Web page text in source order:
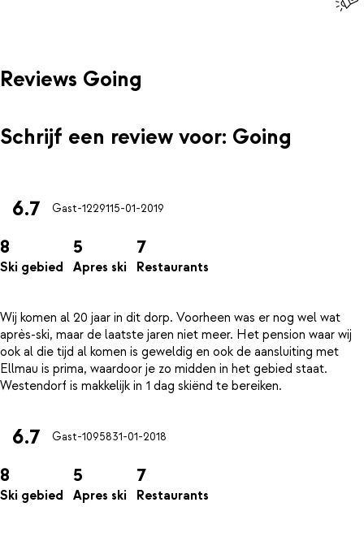
Reviews Going
Schrijf een review voor: Going
6.7 Gast-1229115-01-2019
8
Ski gebied
5
Apres ski
7
Restaurants
Wij komen al 20 jaar in dit dorp. Voorheen was er nog wel wat
après-ski, maar de laatste jaren niet meer. Het pension waar wij
ook al die tijd al komen is geweldig en ook de aansluiting met
Ellmau is prima, waardoor je zo midden in het gebied staat.
6.7 Gast-1095831-01-2018
8
Ski gebied
5
Apres ski
7
Restaurants